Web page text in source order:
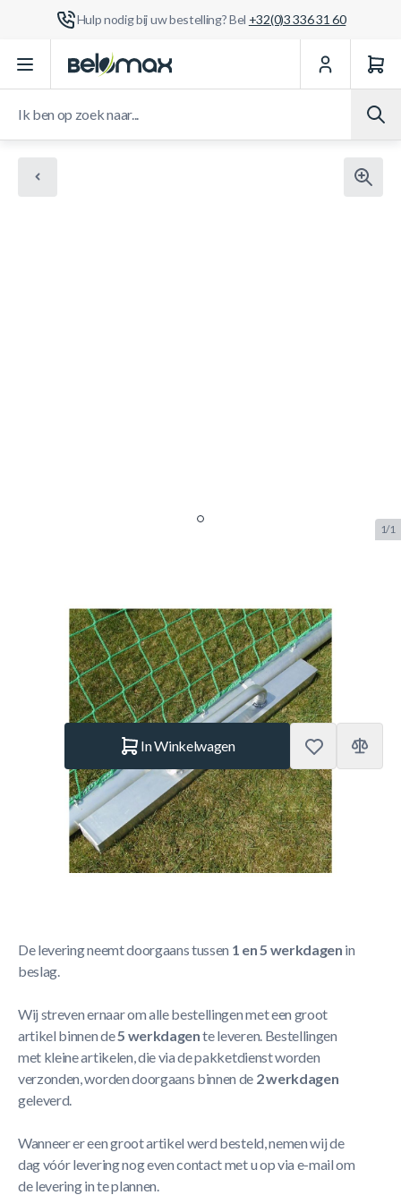
Hulp nodig bij uw bestelling? Bel +32(0)3 336 31 60
Ga naar de inhoud
1/1
Verplaatsbaar Champion 732
CZ.ANK.CH.VP.732 Merk:Calzio
€ 99.– Op voorraad
In Winkelwagen
Korte Beschrijving
- Enkel geschikt voor de Champion 732Meer Lezen
De levering neemt doorgaans tussen 1 en 5 werkdagen in
beslag.
Wij streven ernaar om alle bestellingen met een groot
artikel binnen de5 werkdagente leveren. Bestellingen
met kleine artikelen, die via de pakketdienst worden
verzonden, worden doorgaans binnen de 2 werkdagen
geleverd.
Wanneer er een groot artikel werd besteld, nemen wij de
dag vóór levering nog even contact met u op via e-mail om
de levering in te plannen.